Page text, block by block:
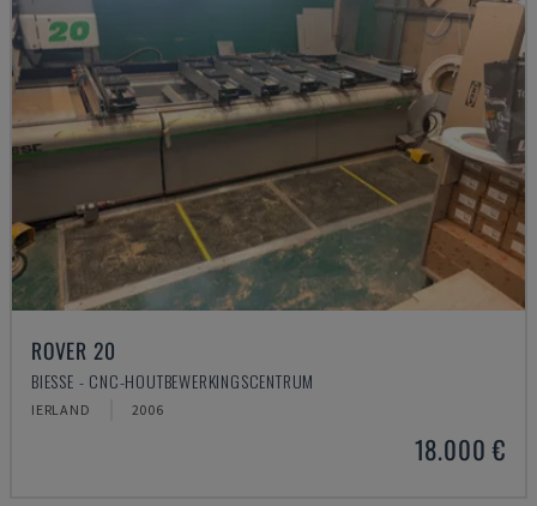
ROVER 20
BIESSE - CNC-HOUTBEWERKINGSCENTRUM
IERLAND 2006
18.000 €